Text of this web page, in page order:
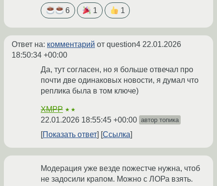
6 1 1
Ответ на: комментарий от question4 22.01.2026
18:50:34 +00:00
Да, тут согласен, но я больше отвечал про
почти две одинаковых новости, я думал что
реплика была в том ключе)
XMPP ★★
22.01.2026 18:55:45 +00:00 автор топика
Показать ответ Ссылка
Модерация уже везде пожестче нужна, чтоб
не задосили крапом. Можно с ЛОРа взять.